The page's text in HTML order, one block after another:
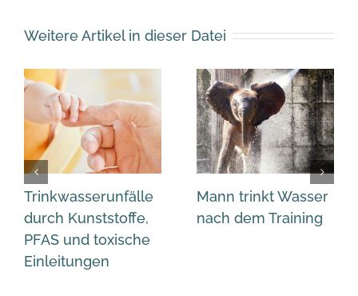
Weitere Artikel in dieser Datei
Trinkwasserunfälle
durch Kunststoffe,
PFAS und toxische
Einleitungen
Mann trinkt Wasser
nach dem Training